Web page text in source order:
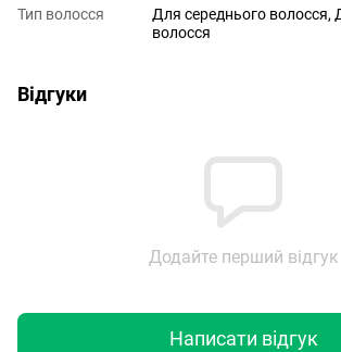
Тип волосся
Для середнього волосся,
волосся
Відгуки
Додайте перший відгук
Написати відгук